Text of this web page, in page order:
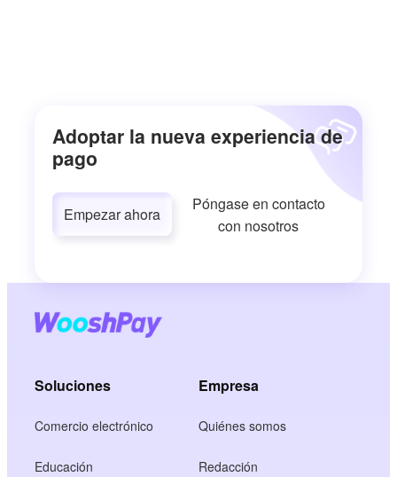
Adoptar la nueva experiencia de
pago
Empezar ahora
Póngase en contacto
con nosotros
Soluciones
Comercio electrónico
Educación
Empresa
Quiénes somos
Redacción